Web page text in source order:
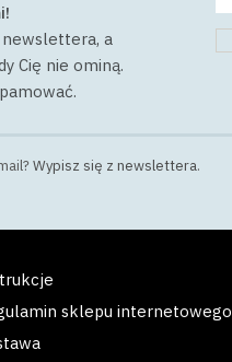
newslettera, a
Cię nie ominą.
Wypisz się z newslettera.
sklepu internetowego